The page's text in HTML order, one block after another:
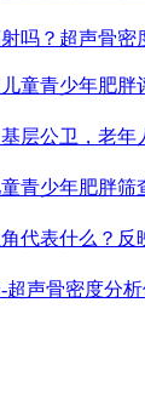
吗？超声骨密
童青少年肥胖
层公卫，老年
青少年肥胖筛
代表什么？反
声骨密度分